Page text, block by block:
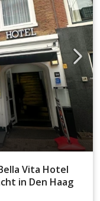
Vita Hotel
in Den Haag